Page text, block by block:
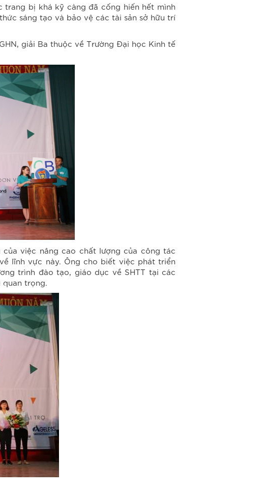
bị khá kỹ càng đã cống hiến hết mình
sáng tạo và bảo vệ các tài sản sở hữu trí
giải Ba thuộc về Trường Đại học Kinh tế
của việc nâng cao chất lượng của công tác
lĩnh vực này. Ông cho biết việc phát triển
trình đào tạo, giáo dục về SHTT tại các
trọng.